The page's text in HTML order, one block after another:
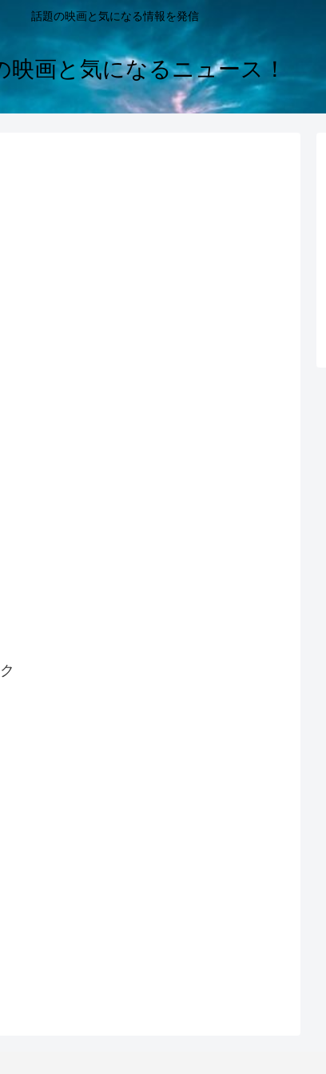
話題の映画と気になる情報を発信
映画と気になるニュース！